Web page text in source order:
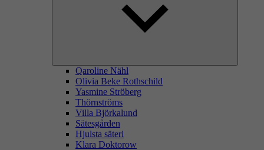
Qaroline Nähl
Olivia Beke Rothschild
Yasmine Ströberg
Thörnströms
Villa Björkalund
Sätesgården
Hjulsta säteri
Klara Doktorow